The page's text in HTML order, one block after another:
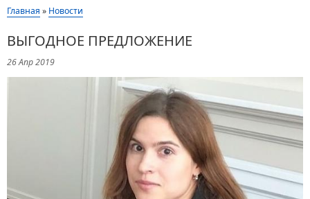
Вы здесь
Главная » Новости
ВЫГОДНОЕ ПРЕДЛОЖЕНИЕ
26 Апр 2019